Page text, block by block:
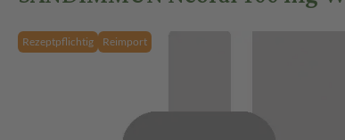
Rezeptpflichtig Reimport